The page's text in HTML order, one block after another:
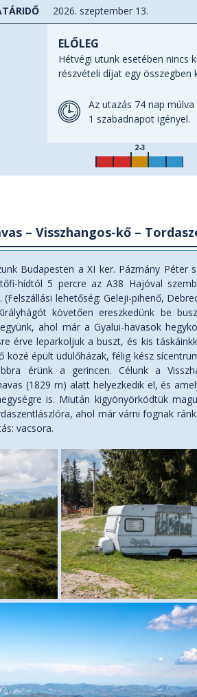
2026. szeptember 13.
ELŐLEG
Hétvégi utunk esetében nincs
részvételi díjat egy összegben
Az utazás 74 nap múlva
1 szabadnapot igényel.
2-3
– Visszhangos-kő –
Budapesten a XI ker. Pázmány
hídtól 5 percre az A38 Hajóval
lehetőség: Geleji-pihenő,
követően ereszkedünk be
ahol már a Gyalui-havasok
érve leparkoljuk a buszt, és kis
közé épült üdülőházak, félig kész
érünk a gerincen. Célunk a
(1829 m) alatt helyezkedik el, és
is. Miután kigyönyörködtük
ahol már várni fognak
vacsora.